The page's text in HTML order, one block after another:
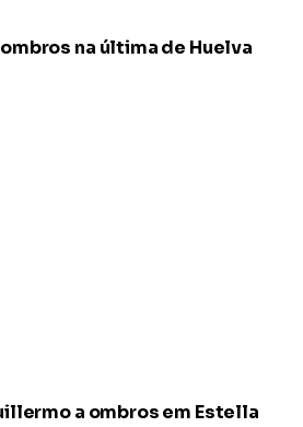
na última de Huelva
a ombros em Estella